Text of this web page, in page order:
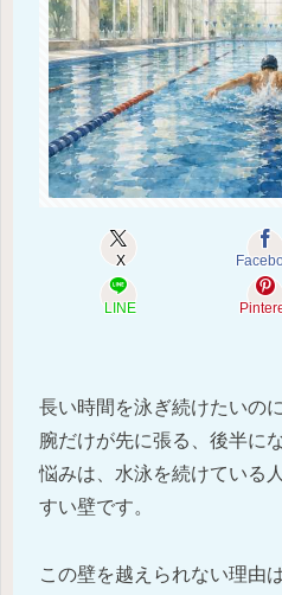
X
LINE
長い時間を泳ぎ続けたいの
腕だけが先に張る、後半に
悩みは、水泳を続けている
すい壁です。
この壁を越えられない理由